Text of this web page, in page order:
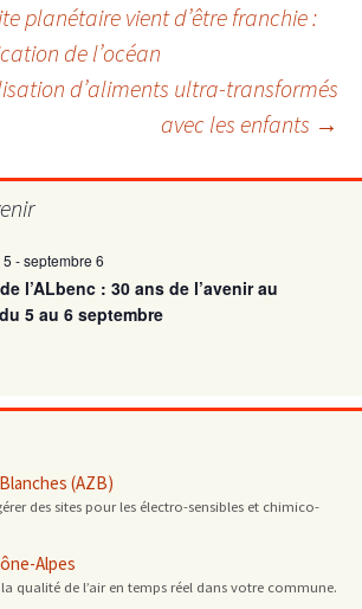
planétaire vient d’être franchie :
de l’océan
d’aliments ultra-transformés
avec les enfants →
-septembre 6
l’ALbenc : 30 ans de l’avenir au
5 au 6 septembre
(AZB)
des sites pour les électro-sensibles et chimico-
Alpes
la qualité de l’air en temps réel dans votre commune.